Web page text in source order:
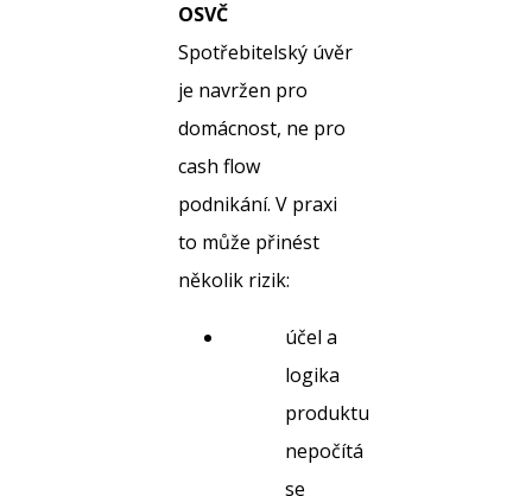
OSVČ
Spotřebitelský úvěr
je navržen pro
domácnost, ne pro
cash flow
podnikání. V praxi
to může přinést
několik rizik:
účel a
logika
produktu
nepočítá
se